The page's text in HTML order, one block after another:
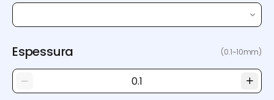
Espessura (0.1~10mm)